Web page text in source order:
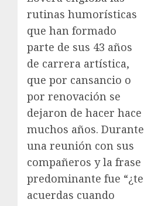
rutinas humorísticas
que han formado
parte de sus 43 años
de carrera artística,
que por cansancio o
por renovación se
dejaron de hacer hace
muchos años. Durante
una reunión con sus
compañeros y la frase
predominante fue “¿te
acuerdas cuando